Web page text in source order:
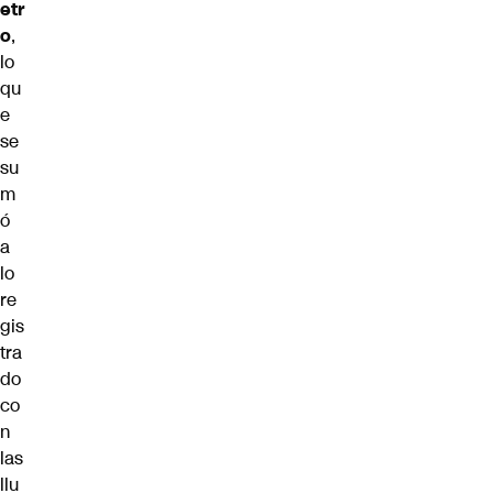
etr
o,
lo
qu
e
se
su
m
ó
a
lo
re
gis
tra
do
co
n
las
llu